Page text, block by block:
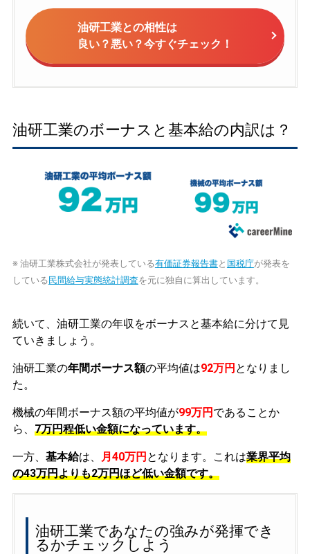
油研工業との相性は
良い？悪い？今すぐチェック！
油研工業のボーナスと基本給の内訳は？
※ 油研工業株式会社が発表している有価証券報告書と 国税庁が発表を
している 民間給与実態統計調査を元に独自に算出しています。
続いて、油研工業の年収をボーナスと基本給に分けて見
ていきましょう。
油研工業の年間ボーナス額の平均値は92万円 となりまし
た。
機械の年間ボーナス額の平均値が99万円 であることか
ら、 7万円程低い金額になっています。
一方、 基本給は、 月40万円 となります。これは業界平均
の43万円よりも2万円ほど低い金額です。
油研工業であなたの強みが発揮でき
るかチェックしよう